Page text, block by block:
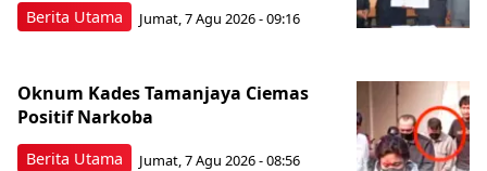
Berita Utama Jumat, 7 Agu 2026 - 09:16
Berita Utama
Oknum Kades Tamanjaya Ciemas
Positif Narkoba
Jumat, 7 Agu 2026 - 08:56